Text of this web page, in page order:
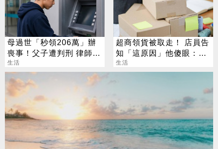
母過世「秒領206萬」辦
喪事！父子遭判刑 律師：
搶錢先下手是罪
生活
超商領貨被取走！ 店員告
知「這原因」他傻眼：比
中樂透還扯
生活